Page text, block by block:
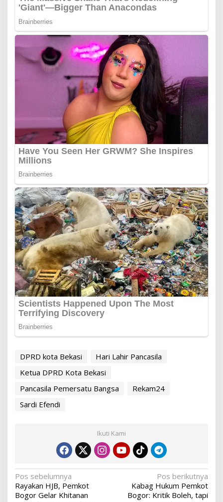
DPRD kota Bekasi
Hari Lahir Pancasila
Ketua DPRD Kota Bekasi
Pancasila Pemersatu Bangsa
Rekam24
Sardi Efendi
Ikuti Kami
Navigasi
pos
Pos sebelumnya
Rayakan HJB, Pemkot
Bogor Gelar Khitanan
Pos berikutnya
Kabag Hukum Pemkot
Bogor: Kritik Boleh, tapi